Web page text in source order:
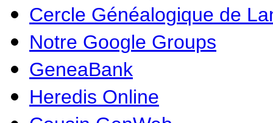
Cercle Généalogique de
Notre Google Groups
GeneaBank
Heredis Online